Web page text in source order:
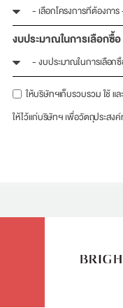
งบประมาณในการเลือกซื้อ
ให้บริษัทฯเก็บรวบรวม ใช้ แ
ให้ไว้แก่บริษัทฯ เพื่อวัตถุประสง